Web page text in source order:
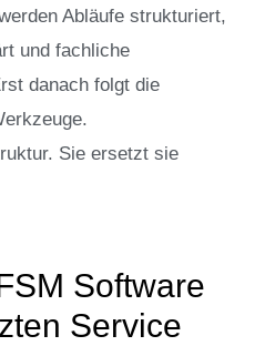
Abläufe strukturiert,
und fachliche
danach folgt die
Sie ersetzt sie
Software
Service